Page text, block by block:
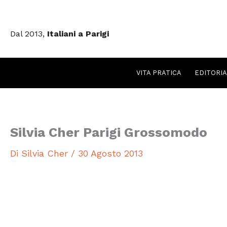
contenuto
Dal 2013, Italiani a Parigi
VITA PRATICA
Silvia Cher Parigi Grossomodo
Di Silvia Cher / 30 Agosto 2013